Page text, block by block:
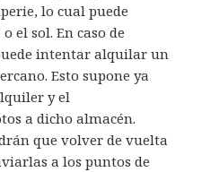
lo cual puede
el sol. En caso de
intentar alquilar un
Esto supone ya
y el
a dicho almacén.
que volver de vuelta
a los puntos de